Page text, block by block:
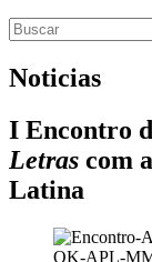
Noticias
I Encontro
Letras com
Latina